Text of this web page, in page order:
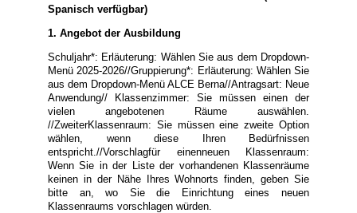
Spanisch verfügbar)
1. Angebot der Ausbildung
Schuljahr*: Erläuterung: Wählen Sie aus dem Dropdown-
Menü 2025-2026//Gruppierung*: Erläuterung: Wählen Sie
aus dem Dropdown-Menü ALCE Berna//Antragsart: Neue
Anwendung// Klassenzimmer: Sie müssen einen der
vielen angebotenen Räume auswählen.
//ZweiterKlassenraum: Sie müssen eine zweite Option
wählen, wenn diese Ihren Bedürfnissen
entspricht.//Vorschlagfür einenneuen Klassenraum:
Wenn Sie in der Liste der vorhandenen Klassenräume
keinen in der Nähe Ihres Wohnorts finden, geben Sie
bitte an, wo Sie die Einrichtung eines neuen
Klassenraums vorschlagen würden.